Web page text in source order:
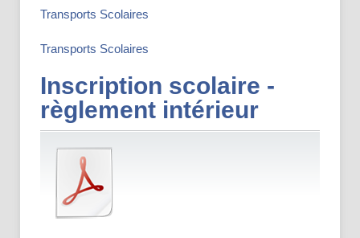
Transports Scolaires
Transports Scolaires
Inscription scolaire -
règlement intérieur